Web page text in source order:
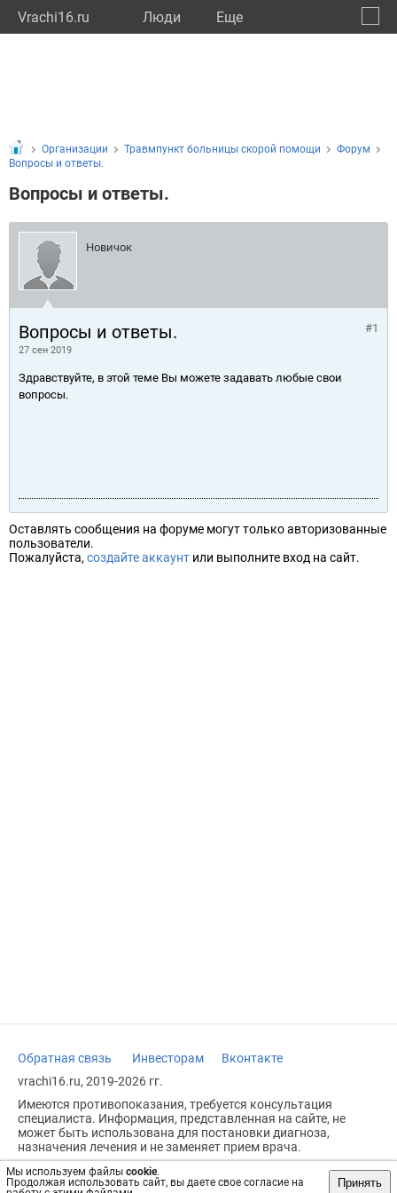
Vrachi16.ru Люди Eще
Мы используем файлы cookie.
Продолжая использовать сайт, вы даете свое согласие на
Принять
Организации Травмпункт больницы скорой помощи
Форум
Вопросы и ответы.
Вопросы и ответы.
Новичок
Вопросы и ответы.
27 сен 2019
#1
Здравствуйте, в этой теме Вы можете задавать любые свои
вопросы.
Оставлять сообщения на форуме могут только авторизованные
пользователи.
Пожалуйста, создайте аккаунт или выполните вход на сайт.
Обратная связь Инвесторам
Вконтакте
vrachi16.ru, 2019-2026 гг.
Имеются противопоказания, требуется консультация
специалиста. Информация, представленная на сайте, не
может быть использована для постановки диагноза,
назначения лечения и не заменяет прием врача.
Возрастное ограничение: 18+